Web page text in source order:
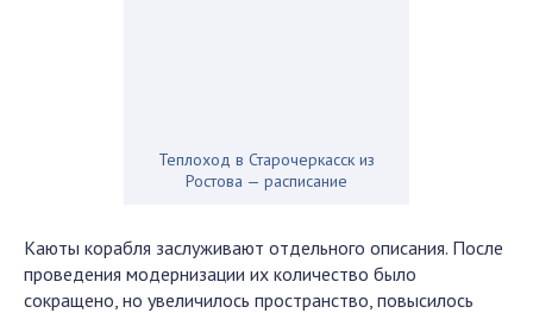
Теплоход в Старочеркасск из
Ростова — расписание
Каюты корабля заслуживают отдельного описания. После
проведения модернизации их количество было
сокращено, но увеличилось пространство, повысилось